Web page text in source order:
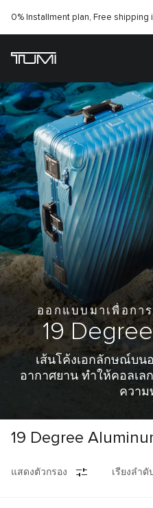
0% Installment plan, Free shipping
ออกแบบมาเพื่อกา
19
เส้นโค้งเอกลักษณ์บน
อากาศยาน ทำให้คอลเ
ความ
19 Degree
แสดงตัวกรอง เรียงลำดั